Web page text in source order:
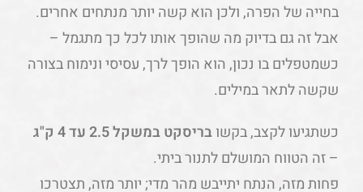
בחייה של הפרה, ולכן הוא קשה יותר מנתחים אחרים.
אבל זה גם בדיוק מה שהופך אותו לכל כך מתגמל –
כשמטפלים בו נכון, הוא הופך לרך, עסיסי ונימוח בצורה
שקשה לתאר במילים.
כשתגיעו לקצב, בקשובריסקט במשקל 2.5 עד 4 ק"ג
– זה הטווח המושלם לתנור ביתי.
פחות מזה, הנתח יתייבש מהר מדי; יותר מזה, תצטרכו